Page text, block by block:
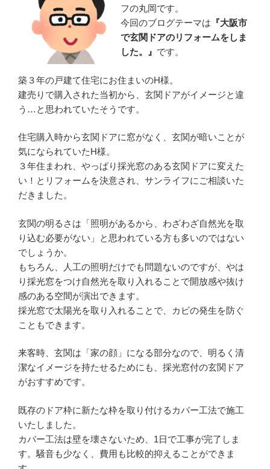
フの丸岡です。
今回のブログテーマは 『大阪市
で玄関ドアのリフォームをしま
した。』 です。
築３年の戸建て住宅にお住まいのH様。
建売りで購入された当初から、玄関ドアがイメージと違
う…と思われていたそうです。
住宅購入時から玄関ドアに窓がなく、玄関が暗いことが
気になられていたH様。
３年住まわれ、やっぱり採光窓のある玄関ドアに変えた
い！とリフォームを決意され、サンライフにご相談いた
だきました。
玄関の明るさは「照明があるから、わざわざ自然光を取
り込む必要がない」と思われている方も多いのではない
でしょうか。
もちろん、人工の照明だけでも問題ないのですが、やは
り採光窓をつけ自然光を取り入れることで開放感や抜け
感のある空間が演出できます。
採光窓で太陽光を取り入れることで、カビの発生を防ぐ
こともできます。
来客時、玄関は「家の顔」になる部分なので、明るく清
潔なイメージを持たせるためにも、採光窓付の玄関ドア
がおすすめです。
既存のドア枠に新たな枠を取り付けるカバー工法で施工
いたしました。
カバー工法は壁を壊さないため、1日で工事が完了しま
す。騒音も少なく、費用も比較的抑えることができま